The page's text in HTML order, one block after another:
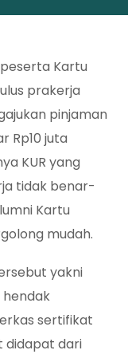
Kartu
prakerja
pinjaman
Rp10 juta
KUR yang
tidak benar-
Kartu
mudah.
yakni
hendak
sertifikat
didapat dari